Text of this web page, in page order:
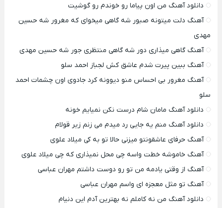
دانلود آهنگ من اون پیاما رو خوندم رو گوشیت
آهنگ دلت میتونه صبور شه گاهی میخوای که مغرور شه حسین
مهدی
آهنگ گاهی میذاری دور شه گاهی منتظری جور شه حسین مهدی
آهنگ ببین پیرت شدم عاشق کش لجباز احمد سلو
آهنگ مغرور بی احساس منو دیوونه کرد جادوی اون چشمات احمد
سلو
دانلود آهنگ مامان شام درست نکن نمیایم خونه
دانلود آهنگ منم یه جایی رد میدم می زنم زیر قولام
آهنگ حرفای عاشقونتو میزنی حالا تو به کی میلاد علوی
آهنگ خاموشه خطت واسه چی محل نمیذاری که چی میلاد علوی
آهنگ از وقتی یادمه من تو رو دوست داشتم مهران عباسی
آهنگ تو مثل معجزه ای واسم مهران عباسی
دانلود آهنگ من نه کاملم نه بهترین آدم این دنیام